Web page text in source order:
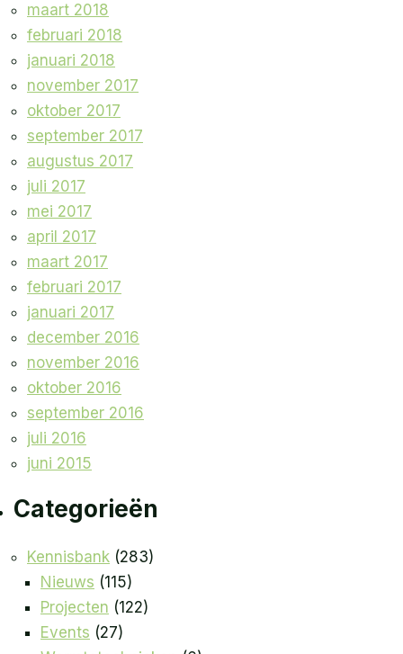
maart 2018
februari 2018
januari 2018
november 2017
oktober 2017
september 2017
augustus 2017
juli 2017
mei 2017
april 2017
maart 2017
februari 2017
januari 2017
december 2016
november 2016
oktober 2016
september 2016
juli 2016
juni 2015
Categorieën
Kennisbank (283)
Nieuws (115)
Projecten (122)
Events (27)